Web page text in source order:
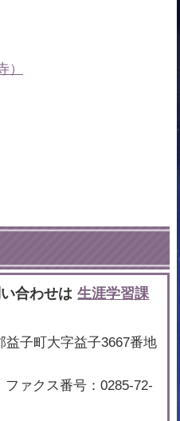
）
合わせは 生涯学習課
子町大字益子3667番地
ァクス番号：0285-72-